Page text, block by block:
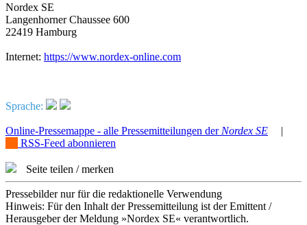
Nordex SE
Langenhorner Chaussee 600
22419 Hamburg
Internet: https://www.nordex-online.com
Sprache:
Online-Pressemappe - alle Pressemitteilungen der Nordex SE
|
RSS-Feed abonnieren
Seite teilen / merken
Pressebilder nur für die redaktionelle Verwendung
Hinweis: Für den Inhalt der Pressemitteilung ist der Emittent /
Herausgeber der Meldung »Nordex SE« verantwortlich.